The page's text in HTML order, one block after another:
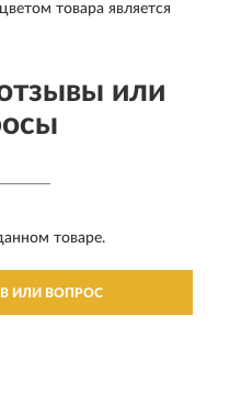
товара является
или
товаре.
ИЛИ ВОПРОС